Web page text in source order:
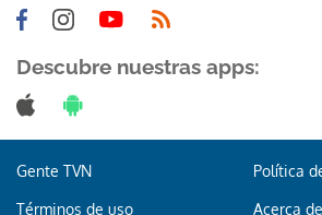
Descubre nuestras apps:
Gente TVN Política
Términos de uso Acerca